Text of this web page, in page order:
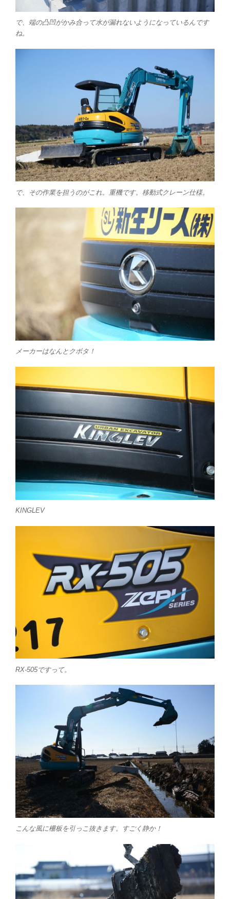
で、端の凸凹がかみ合って水が漏れないようになっているんです
ね。
で、その作業を担うのがこれ。重機です。移動式クレーン仕様。
メーカーはなんとクボタ！
KINGLEV
RX-505ですって。
こんな風に柵板を引っこ抜きます。すごく静か！